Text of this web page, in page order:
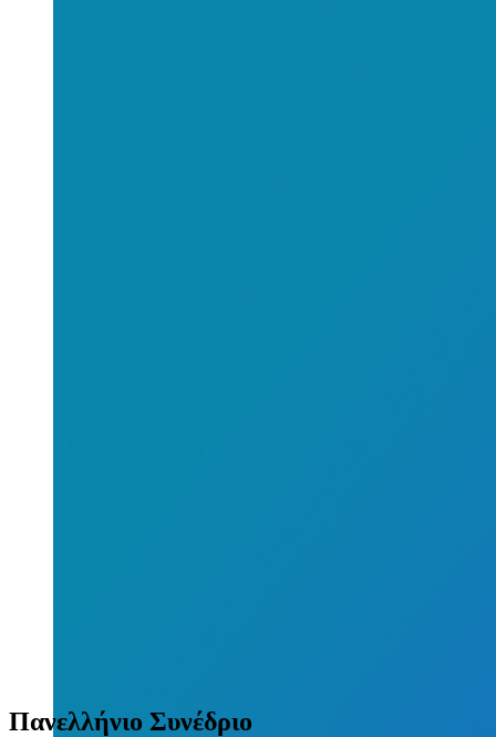
Πανελλήνιο Συνέδριο